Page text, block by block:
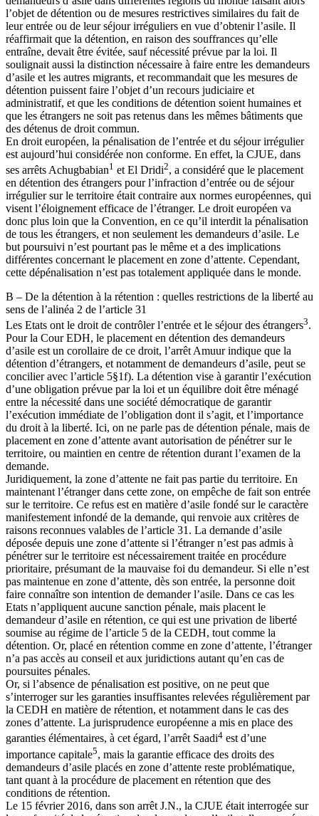
l’objet de détention ou de mesures restrictives similaires du fait de
leur entrée ou de leur séjour irréguliers en vue d’obtenir l’asile. Il
réaffirmait que la détention, en raison des souffrances qu’elle
entraîne, devait être évitée, sauf nécessité prévue par la loi. Il
soulignait aussi la distinction nécessaire à faire entre les demandeurs
d’asile et les autres migrants, et recommandait que les mesures de
détention puissent faire l’objet d’un recours judiciaire et
administratif, et que les conditions de détention soient humaines et
que les étrangers ne soit pas retenus dans les mêmes bâtiments que
des détenus de droit commun.
En droit européen, la pénalisation de l’entrée et du séjour irrégulier
est aujourd’hui considérée non conforme. En effet, la CJUE, dans
ses arrêts Achugbabian1 et El Dridi2, a considéré que le placement
en détention des étrangers pour l’infraction d’entrée ou de séjour
irrégulier sur le territoire était contraire aux normes européennes, qui
visent l’éloignement efficace de l’étranger. Le droit européen va
donc plus loin que la Convention, en ce qu’il interdit la pénalisation
de tous les étrangers, et non seulement les demandeurs d’asile. Le
but poursuivi n’est pourtant pas le même et a des implications
différentes concernant le placement en zone d’attente. Cependant,
cette dépénalisation n’est pas totalement appliquée dans le monde.
B – De la détention à la rétention : quelles restrictions de la liberté au
sens de l’alinéa 2 de l’article 31
Les Etats ont le droit de contrôler l’entrée et le séjour des étrangers3.
Pour la Cour EDH, le placement en détention des demandeurs
d’asile est un corollaire de ce droit, l’arrêt Amuur indique que la
détention d’étrangers, et notamment de demandeurs d’asile, peut se
concilier avec l’article 5§1f). La détention vise à garantir l’exécution
d’une obligation prévue par la loi et un équilibre doit être ménagé
entre la nécessité dans une société démocratique de garantir
l’exécution immédiate de l’obligation dont il s’agit, et l’importance
du droit à la liberté. Ici, on ne parle pas de détention pénale, mais de
placement en zone d’attente avant autorisation de pénétrer sur le
territoire, ou maintien en centre de rétention durant l’examen de la
demande.
Juridiquement, la zone d’attente ne fait pas partie du territoire. En
maintenant l’étranger dans cette zone, on empêche de fait son entrée
sur le territoire. Ce refus est en matière d’asile fondé sur le caractère
manifestement infondé de la demande, qui renvoie aux critères de
raisons reconnues valables de l’article 31. La demande d’asile
déposée depuis une zone d’attente si l’étranger n’est pas admis à
pénétrer sur le territoire est nécessairement traitée en procédure
prioritaire, présumant de la mauvaise foi du demandeur. Si elle n’est
pas maintenue en zone d’attente, dès son entrée, la personne doit
faire connaître son intention de demander l’asile. Dans ce cas les
Etats n’appliquent aucune sanction pénale, mais placent le
demandeur d’asile en rétention, ce qui est une privation de liberté
soumise au régime de l’article 5 de la CEDH, tout comme la
détention. Or, placé en rétention comme en zone d’attente, l’étranger
n’a pas accès au conseil et aux juridictions autant qu’en cas de
poursuites pénales.
Or, si l’absence de pénalisation est positive, on ne peut que
s’interroger sur les garanties insuffisantes relevées régulièrement par
la CEDH en matière de rétention, et notamment dans le cas des
zones d’attente. La jurisprudence européenne a mis en place des
garanties élémentaires, à cet égard, l’arrêt Saadi4 est d’une
importance capitale5, mais la garantie efficace des droits des
demandeurs d’asile placés en zone d’attente reste problématique,
tant quant à la procédure de placement en rétention que des
conditions de rétention.
Le 15 février 2016, dans son arrêt J.N., la CJUE était interrogée sur